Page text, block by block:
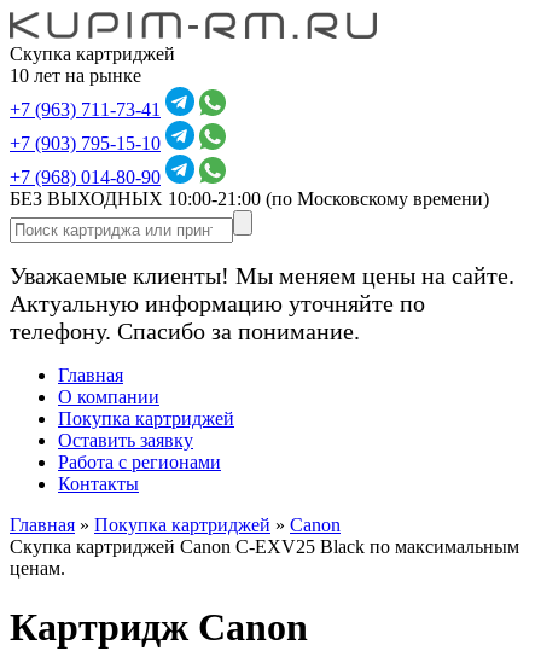
Скупка картриджей
10 лет на рынке
+7 (963) 711-73-41
+7 (903) 795-15-10
+7 (968) 014-80-90
БЕЗ ВЫХОДНЫХ 10:00-21:00 (по Московскому времени)
Уважаемые клиенты! Мы меняем цены на сайте.
Актуальную информацию уточняйте по
телефону. Спасибо за понимание.
Главная
О компании
Покупка картриджей
Оставить заявку
Работа с регионами
Контакты
Главная » Покупка картриджей » Canon
Скупка картриджей Canon C-EXV25 Black по максимальным
ценам.
Картридж Canon